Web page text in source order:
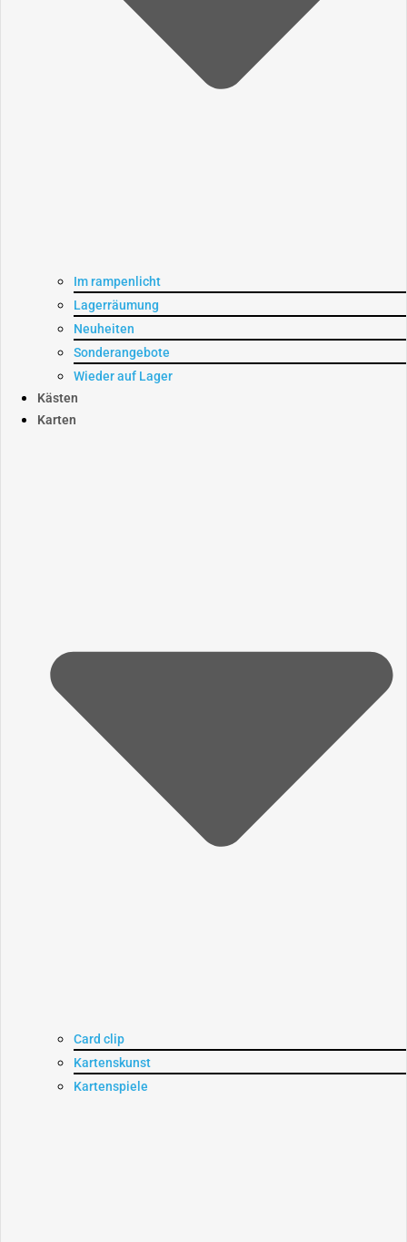
Im rampenlicht
Lagerräumung
Neuheiten
Sonderangebote
Wieder auf Lager
Kästen
Karten
Card clip
Kartenskunst
Kartenspiele